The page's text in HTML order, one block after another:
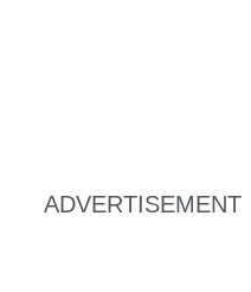
ADVERTISEMENT